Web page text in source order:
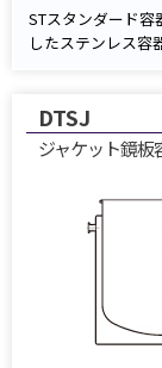
STスタンダード
したステンレス容
DTSJ
ジャケット鏡板